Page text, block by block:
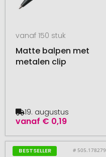
vanaf 150 stuk
Matte balpen met
metalen clip
vanaf € 0,19
19. augustus
BESTSELLER # 505.178279